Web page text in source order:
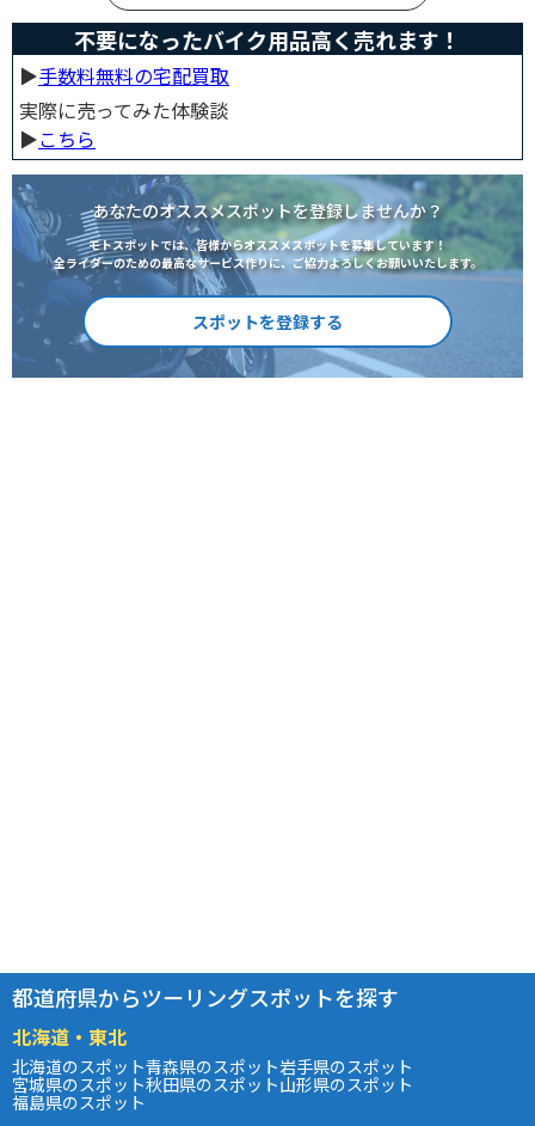
不要になったバイク用品高く売れます！
▶︎手数料無料の宅配買取
実際に売ってみた体験談
▶︎こちら
あなたのオススメスポットを登録しませんか？
モトスポットでは、皆様からオススメスポットを募集しています！
全ライダーのための最高なサービス作りに、ご協力よろしくお願いいたします。
スポットを登録する
都道府県からツーリングスポットを探す
北海道・東北
北海道のスポット青森県のスポット岩手県のスポット
宮城県のスポット秋田県のスポット山形県のスポット
福島県のスポット